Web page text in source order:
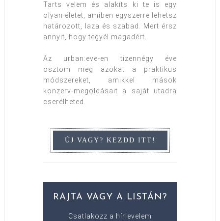
Tarts velem és alakíts ki te is egy
olyan életet, amiben egyszerre lehetsz
határozott, laza és szabad. Mert érsz
annyit, hogy tegyél magadért.
Az urban:eve-en tizennégy éve
osztom meg azokat a praktikus
módszereket, amikkel mások
konzerv-megoldásait a saját utadra
cserélheted.
RAJTA VAGY A LISTÁN?
Csatlakozz a hírlevelem